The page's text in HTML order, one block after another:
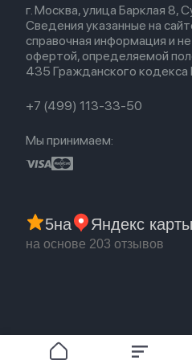
Airpods (1-е)
Для Apple Watch
Политика
Оплата и доставка
Партнерская программа
Гарантия
Обмен и возврат
Trade-in
Новые поступления
Популярное
Акции
г. Москва, улица Барклая 8,
Сведения указанные на
справочная информация и
офертой, определяемой
435 Гражданского
+7 (499) 113-33-50
Мы принимаем:
5на Яндекс карты
на основе 203 отзывов